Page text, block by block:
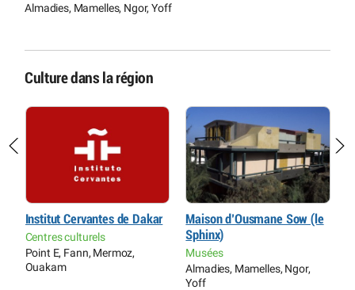
Almadies, Mamelles, Ngor, Yoff
Culture dans la région
Institut Cervantes de Dakar
Centres culturels
Point E, Fann, Mermoz,
Ouakam
Maison d’Ousmane Sow (le
Sphinx)
Musées
Almadies, Mamelles, Ngor,
Yoff